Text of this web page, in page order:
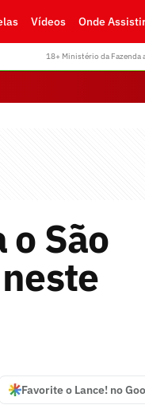
Vídeos Onde Assistir
18+ Ministério da Fazenda
o São
Favorite o Lance! no